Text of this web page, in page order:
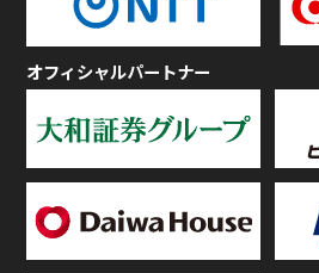
オフィシャルパートナー